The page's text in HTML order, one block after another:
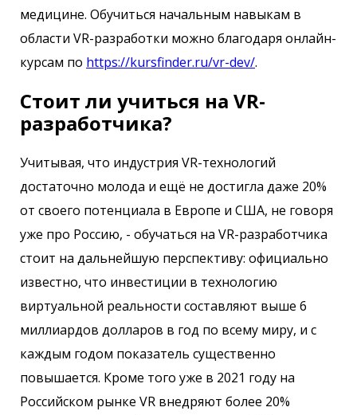
медицине. Обучиться начальным навыкам в
области VR-разработки можно благодаря онлайн-
курсам по https://kursfinder.ru/vr-dev/.
Стоит ли учиться на VR-
разработчика?
Учитывая, что индустрия VR-технологий
достаточно молода и ещё не достигла даже 20%
от своего потенциала в Европе и США, не говоря
уже про Россию, - обучаться на VR-разработчика
стоит на дальнейшую перспективу: официально
известно, что инвестиции в технологию
виртуальной реальности составляют выше 6
миллиардов долларов в год по всему миру, и с
каждым годом показатель существенно
повышается. Кроме того уже в 2021 году на
Российском рынке VR внедряют более 20%